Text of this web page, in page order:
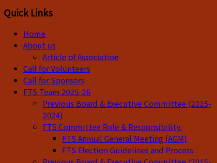
Quick Links
Home
About us
Article of Association
Call for Volunteers
Call for Sponsors
FTS Team 2025-26
Previous Board & Executive Committee (2015-
2024)
FTS Committee Role & Responsibility.
FTS Annual General Meeting (AGM)
FTS Election Guidelines and Process